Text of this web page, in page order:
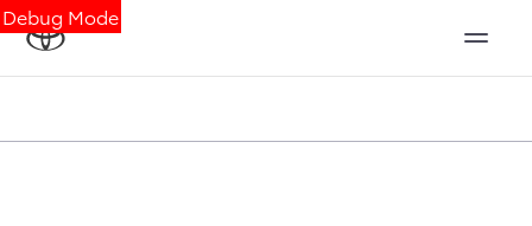
Debug Mode